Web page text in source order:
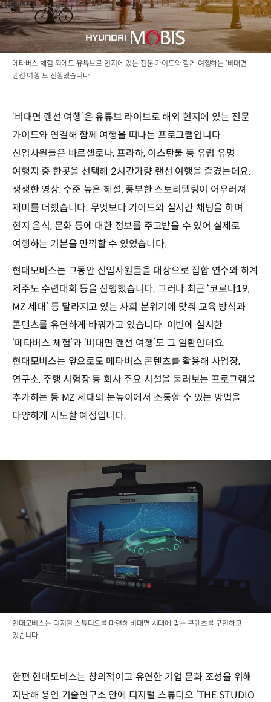
메타버스 체험 외에도 유튜브로 현지에 있는 전문 가이드와 함께 여행하는 ‘비대면
랜선 여행’도 진행했습니다
‘비대면 랜선 여행’은 유튜브 라이브로 해외 현지에 있는 전문
가이드와 연결해 함께 여행을 떠나는 프로그램입니다.
신입사원들은 바르셀로나, 프라하, 이스탄불 등 유럽 유명
여행지 중 한곳을 선택해 2시간가량 랜선 여행을 즐겼는데요.
생생한 영상, 수준 높은 해설, 풍부한 스토리텔링이 어우러져
재미를 더했습니다. 무엇보다 가이드와 실시간 채팅을 하며
현지 음식, 문화 등에 대한 정보를 주고받을 수 있어 실제로
여행하는 기분을 만끽할 수 있었습니다.
현대모비스는 그동안 신입사원들을 대상으로 집합 연수와 하계
제주도 수련대회 등을 진행했습니다. 그러나 최근 ‘코로나19,
MZ 세대’ 등 달라지고 있는 사회 분위기에 맞춰 교육 방식과
콘텐츠를 유연하게 바꿔가고 있습니다. 이번에 실시한
‘메타버스 체험’과 ‘비대면 랜선 여행’도 그 일환인데요.
현대모비스는 앞으로도 메타버스 콘텐츠를 활용해 사업장,
연구소, 주행 시험장 등 회사 주요 시설을 둘러보는 프로그램을
추가하는 등 MZ 세대의 눈높이에서 소통할 수 있는 방법을
다양하게 시도할 예정입니다.
현대모비스는 디지털 스튜디오를 마련해 비대면 시대에 맞는 콘텐츠를 구현하고
있습니다
한편 현대모비스는 창의적이고 유연한 기업 문화 조성을 위해
지난해 용인 기술연구소 안에 디지털 스튜디오 ‘THE STUDIO